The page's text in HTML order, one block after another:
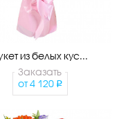
из белых кус...
Заказать
от 4 120